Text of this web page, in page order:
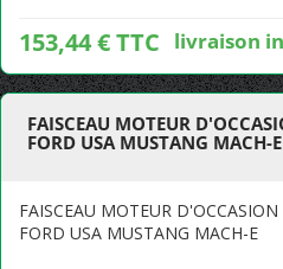
153,44 € TTC livraison
FAISCEAU MOTEUR
FORD USA MUSTANG MACH-E
FAISCEAU MOTEUR
FORD USA MUSTANG MACH-E